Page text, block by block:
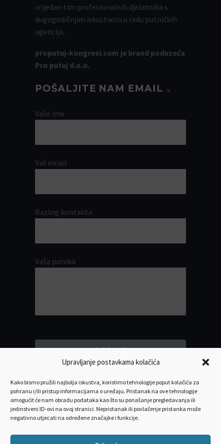
Upravljanje postavkama kolačića
Kako bismo pružili najbolja iskustva, koristimo tehnologije poput kolačića za
pohranu i/ili pristup informacijama o uređaju. Pristanak na ove tehnologije
omogućit će nam obradu podataka kao što su ponašanje pregledavanja ili
jedinstveni ID-ovi na ovoj stranici. Nepristanak ili povlačenje pristanka može
negativno utjecati na određene značajke i funkcije.
vrijedan tim profesionalnih djelatnika s
dugogodišnjim iskustvom u radu putničkih
agencija.
proputuj-kongresi.com je brand poduzeća
Pro putuj d.o.o.
POŠALJITE NAM EMAIL
Vaše ime
Vaš email
Razlog kontakta
Vaša poruka